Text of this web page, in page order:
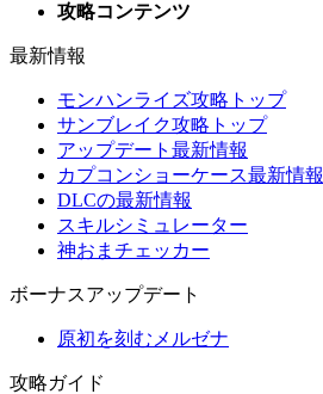
攻略コンテンツ
最新情報
モンハンライズ攻略トップ
サンブレイク攻略トップ
アップデート最新情報
カプコンショーケース最新情報
DLCの最新情報
スキルシミュレーター
神おまチェッカー
ボーナスアップデート
原初を刻むメルゼナ
攻略ガイド